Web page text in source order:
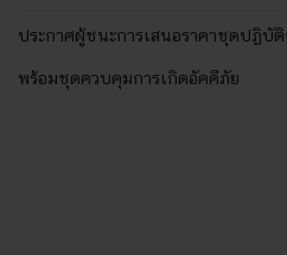
ประกาศผู้ชนะการเสนอราคาชุดปฏิบั
พร้อมชุดควบคุมการเกิดอัคคีภัย